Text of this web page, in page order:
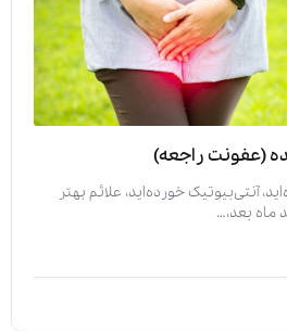
(عفونت راجعه)
آنتی‌بیوتیک خورده‌اید، علائم بهتر
ماه بعد،…